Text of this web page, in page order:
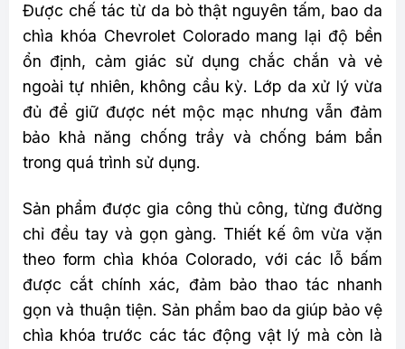
Được chế tác từ da bò thật nguyên tấm, bao da
chìa khóa Chevrolet Colorado mang lại độ bền
ổn định, cảm giác sử dụng chắc chắn và vẻ
ngoài tự nhiên, không cầu kỳ. Lớp da xử lý vừa
đủ để giữ được nét mộc mạc nhưng vẫn đảm
bảo khả năng chống trầy và chống bám bẩn
trong quá trình sử dụng.
Sản phẩm được gia công thủ công, từng đường
chỉ đều tay và gọn gàng. Thiết kế ôm vừa vặn
theo form chìa khóa Colorado, với các lỗ bấm
được cắt chính xác, đảm bảo thao tác nhanh
gọn và thuận tiện. Sản phẩm bao da giúp bảo vệ
chìa khóa trước các tác động vật lý mà còn là